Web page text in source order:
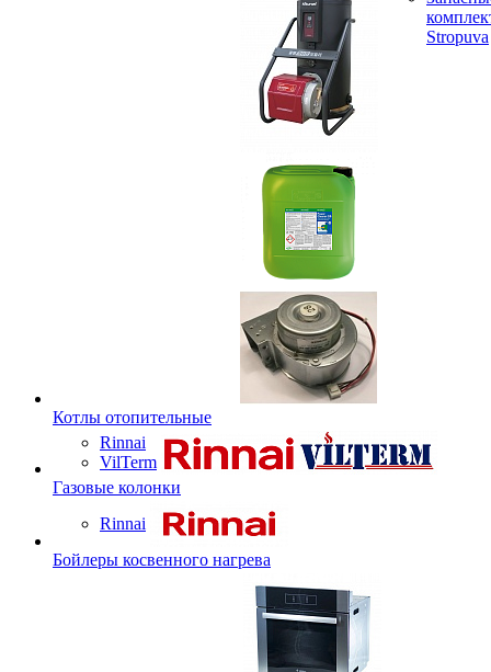
Stropuva
Котлы отопительные
Rinnai
VilTerm
Газовые колонки
Rinnai
Бойлеры косвенного нагрева